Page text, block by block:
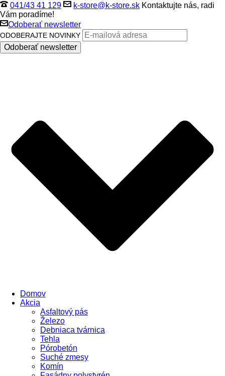
041/43 41 129 k-store@k-store.sk Kontaktujte nás, radi
Vám poradíme!
Odoberať newsletter
ODOBERAJTE NOVINKY
Domov
Akcia
Asfaltový pás
Železo
Debniaca tvárnica
Tehla
Pórobetón
Suché zmesy
Komín